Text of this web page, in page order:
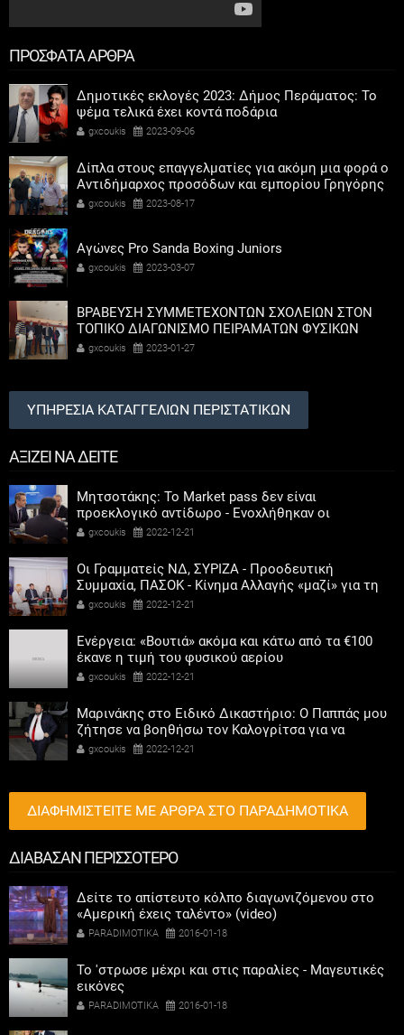
ΠΡΟΣΦΑΤΑ ΑΡΘΡΑ
Δημοτικές εκλογές 2023: Δήμος Περάματος: Το
ψέμα τελικά έχει κοντά ποδάρια
gxcoukis 2023-09-06
Δίπλα στους επαγγελματίες για ακόμη μια φορά ο
Αντιδήμαρχος προσόδων και εμπορίου Γρηγόρης
Καψοκόλης
gxcoukis 2023-08-17
Αγώνες Pro Sanda Boxing Juniors
gxcoukis 2023-03-07
ΒΡΑΒΕΥΣΗ ΣΥΜΜΕΤΕΧΟΝΤΩΝ ΣΧΟΛΕΙΩΝ ΣΤΟΝ
ΤΟΠΙΚΟ ΔΙΑΓΩΝΙΣΜΟ ΠΕΙΡΑΜΑΤΩΝ ΦΥΣΙΚΩΝ
ΕΠΙΣΤΗΜΩΝ
gxcoukis 2023-01-27
ΥΠΗΡΕΣΙΑ ΚΑΤΑΓΓΕΛΙΩΝ ΠΕΡΙΣΤΑΤΙΚΩΝ
ΑΞΙΖΕΙ ΝΑ ΔΕΙΤΕ
Μητσοτάκης: Το Market pass δεν είναι
προεκλογικό αντίδωρο - Ενοχλήθηκαν οι
αριστεροί του χαβιαριού
gxcoukis 2022-12-21
Οι Γραμματείς ΝΔ, ΣΥΡΙΖΑ - Προοδευτική
Συμμαχία, ΠΑΣΟΚ - Κίνημα Αλλαγής «μαζί» για τη
συμμετοχή των γυναικών στην πολιτική
gxcoukis 2022-12-21
Ενέργεια: «Βουτιά» ακόμα και κάτω από τα €100
έκανε η τιμή του φυσικού αερίου
gxcoukis 2022-12-21
Μαρινάκης στο Ειδικό Δικαστήριο: Ο Παππάς μου
ζήτησε να βοηθήσω τον Καλογρίτσα για να
αποκτήσει σταθμό ο ΣΥΡΙΖΑ
gxcoukis 2022-12-21
ΔΙΑΦΗΜΙΣΤΕΙΤΕ ΜΕ ΑΡΘΡΑ ΣΤΟ ΠΑΡΑΔΗΜΟΤΙΚΑ
ΔΙΑΒΑΣΑΝ ΠΕΡΙΣΣΟΤΕΡΟ
Δείτε το απίστευτο κόλπο διαγωνιζόμενου στο
«Αμερική έχεις ταλέντο» (video)
PARADIMOTIKA 2016-01-18
Το 'στρωσε μέχρι και στις παραλίες - Μαγευτικές
εικόνες
PARADIMOTIKA 2016-01-18